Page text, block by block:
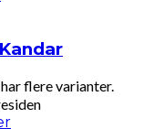
flere varianter.